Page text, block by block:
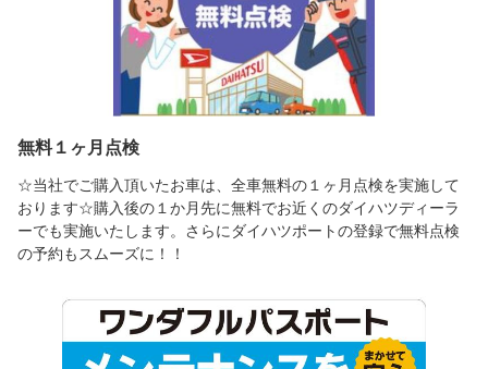
無料１ヶ月点検
☆当社でご購入頂いたお車は、全車無料の１ヶ月点検を実施して
おります☆購入後の１か月先に無料でお近くのダイハツディーラ
ーでも実施いたします。さらにダイハツポートの登録で無料点検
の予約もスムーズに！！